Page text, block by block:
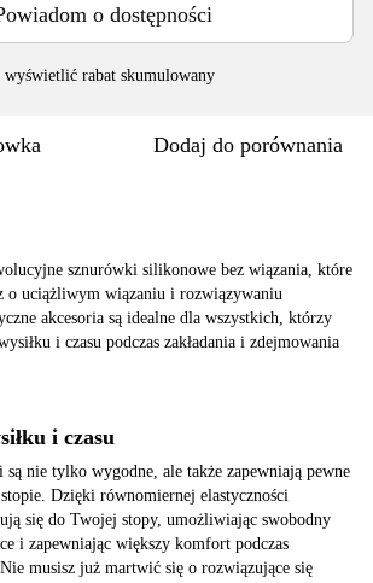
o dostępności
wyświetlić rabat skumulowany
Dodaj do porównania
sznurówki silikonowe bez wiązania, które
o uciążliwym wiązaniu i rozwiązywaniu
akcesoria są idealne dla wszystkich, którzy
i czasu podczas zakładania i zdejmowania
i czasu
nie tylko wygodne, ale także zapewniają pewne
Dzięki równomiernej elastyczności
się do Twojej stopy, umożliwiając swobodny
i zapewniając większy komfort podczas
musisz już martwić się o rozwiązujące się